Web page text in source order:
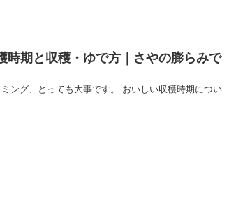
時期と収穫・ゆで方｜さやの膨らみで
ング、とっても大事です。 おいしい収穫時期につい